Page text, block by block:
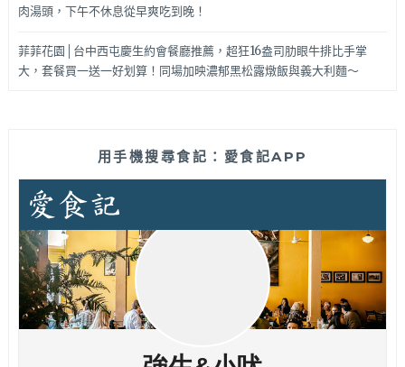
肉湯頭，下午不休息從早爽吃到晚！
菲菲花園│台中西屯慶生約會餐廳推薦，超狂16盎司肋眼牛排比手掌
大，套餐買一送一好划算！同場加映濃郁黑松露燉飯與義大利麵～
用手機搜尋食記：愛食記APP